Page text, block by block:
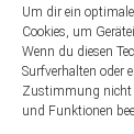
Um dir ein
Cookies, um
Wenn du diesen
Surfverhalten oder
Zustimmung nicht
und Funktionen